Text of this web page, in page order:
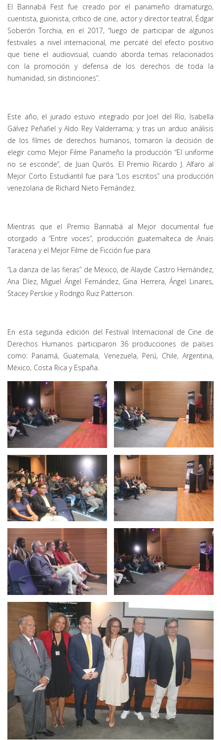
El Bannabá Fest fue creado por el panameño dramaturgo,
cuentista, guionista, crítico de cine, actor y director teatral, Édgar
Soberón Torchia, en el 2017, “luego de participar de algunos
festivales a nivel internacional, me percaté del efecto positivo
que tiene el audiovisual, cuando aborda temas relacionados
con la promoción y defensa de los derechos de toda la
humanidad, sin distinciones”.
Este año, el jurado estuvo integrado por Joel del Río, Isabella
Gálvez Peñafiel y Aldo Rey Valderrama; y tras un arduo análisis
de los filmes de derechos humanos, tomaron la decisión de
elegir como Mejor Filme Panameño la producción “El uniforme
no se esconde”, de Juan Quirós. El Premio Ricardo J. Alfaro al
Mejor Corto Estudiantil fue para “Los escritos” una producción
venezolana de Richard Nieto Fernández.
Mientras que el Premio Bannabá al Mejor documental fue
otorgado a “Entre voces”, producción guatemalteca de Anaïs
Taracena y el Mejor Filme de Ficción fue para
“La danza de las fieras” de México, de Alayde Castro Hernández,
Ana Díez, Miguel Ángel Fernández, Gina Herrera, Ángel Linares,
Stacey Perskie y Rodrigo Ruiz Patterson.
En esta segunda edición del Festival Internacional de Cine de
Derechos Humanos participaron 36 producciones de países
como: Panamá, Guatemala, Venezuela, Perú, Chile, Argentina,
México, Costa Rica y España.